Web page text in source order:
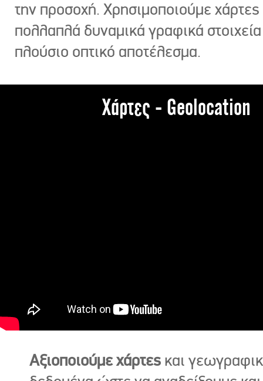
την προσοχή. Χρησιμοποιούμε χάρτες
πολλαπλά δυναμικά γραφικά στοιχεία
πλούσιο οπτικό αποτέλεσμα.
Χάρτες - Geolocation
Αξιοποιούμε χάρτες και